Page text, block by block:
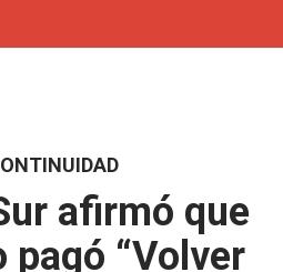
afirmó que
pagó “Volver